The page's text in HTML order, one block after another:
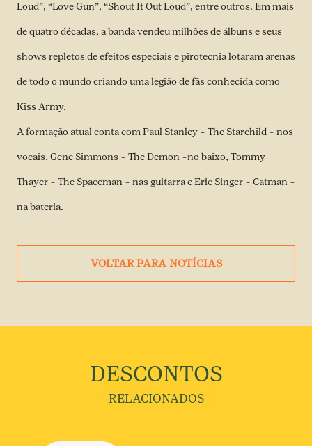
Loud”, “Love Gun”, “Shout It Out Loud”, entre outros. Em mais
de quatro décadas, a banda vendeu milhões de álbuns e seus
shows repletos de efeitos especiais e pirotecnia lotaram arenas
de todo o mundo criando uma legião de fãs conhecida como
Kiss Army.
A formação atual conta com Paul Stanley – The Starchild – nos
vocais, Gene Simmons – The Demon –no baixo, Tommy
Thayer – The Spaceman – nas guitarra e Eric Singer – Catman –
na bateria.
VOLTAR PARA NOTÍCIAS
DESCONTOS
RELACIONADOS